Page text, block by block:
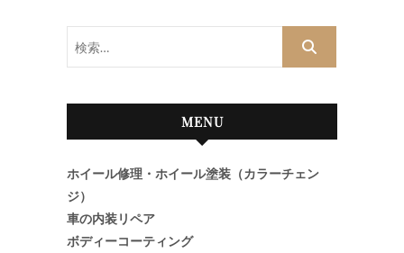
MENU
ホイール修理・ホイール塗装（カラーチェン
ジ）
車の内装リペア
ボディーコーティング